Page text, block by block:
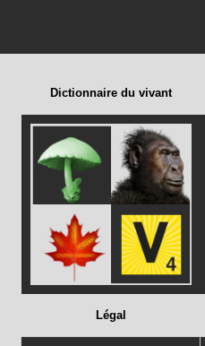
Dictionnaire du vivant
Légal